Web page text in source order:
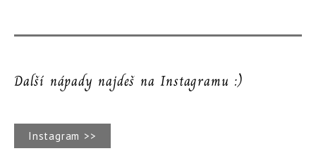
Další nápady najdeš na Instagramu :)
Instagram >>